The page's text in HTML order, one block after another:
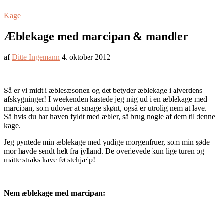
Kage
Æblekage med marcipan & mandler
afDitte Ingemann 4. oktober 2012
Så er vi midt i æblesæsonen og det betyder æblekage i alverdens
afskygninger! I weekenden kastede jeg mig ud i en æblekage med
marcipan, som udover at smage skønt, også er utrolig nem at lave.
Så hvis du har haven fyldt med æbler, så brug nogle af dem til denne
kage.
Jeg pyntede min æblekage med yndige morgenfruer, som min søde
mor havde sendt helt fra jylland. De overlevede kun lige turen og
måtte straks have førstehjælp!
Nem æblekage med marcipan: